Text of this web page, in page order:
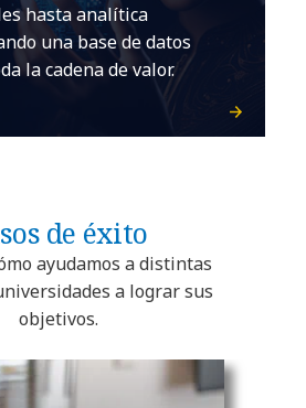
hasta analítica
una base de datos
la cadena de valor.
de éxito
ayudamos a distintas
a lograr sus
objetivos.